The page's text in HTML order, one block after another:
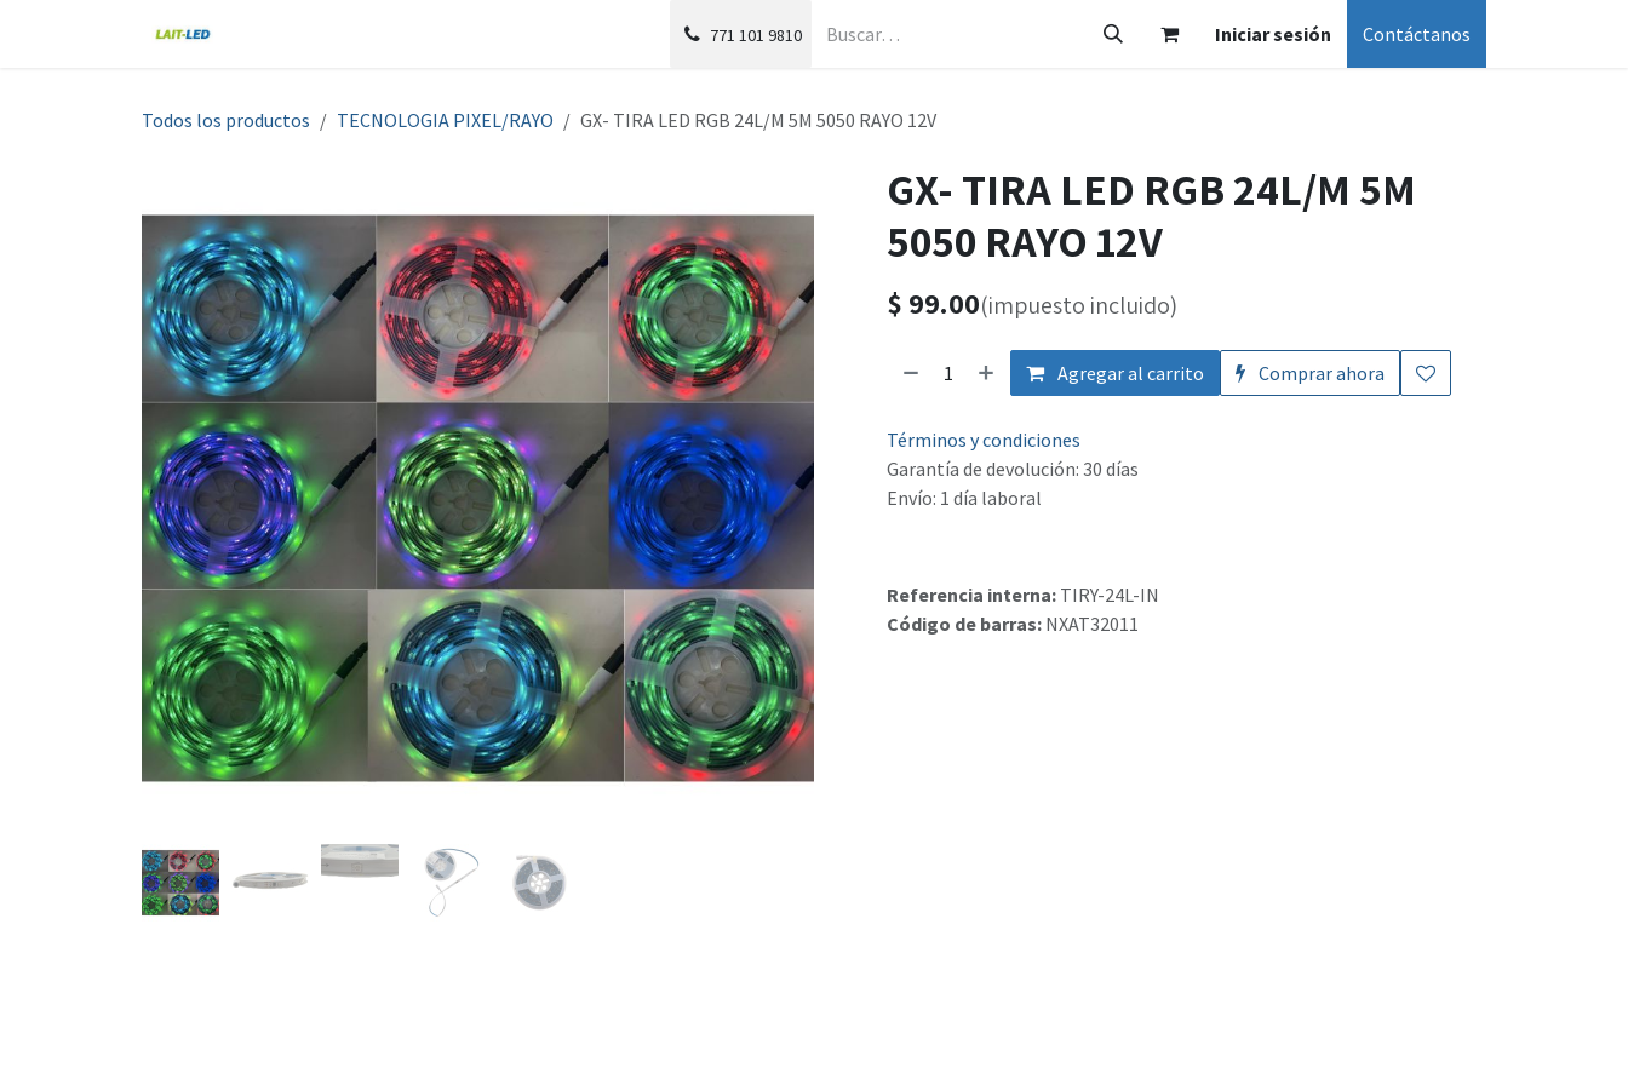
771 101 9810 Iniciar sesión Contáctanos
Todos los productos TECNOLOGIA PIXEL/RAYO GX- TIRA LED RGB 24L/M 5M 5050 RAYO 12V
GX- TIRA LED RGB 24L/M 5M
5050 RAYO 12V
$ 99.00(impuesto incluido)
Agregar al carrito Comprar ahora
Términos y condiciones
Garantía de devolución: 30 días
Envío: 1 día laboral
Referencia interna: TIRY-24L-IN
Código de barras: NXAT32011